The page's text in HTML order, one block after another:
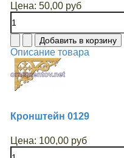
Цена: 50,00 руб
Описание товара
Кронштейн 0129
Цена: 100,00 руб